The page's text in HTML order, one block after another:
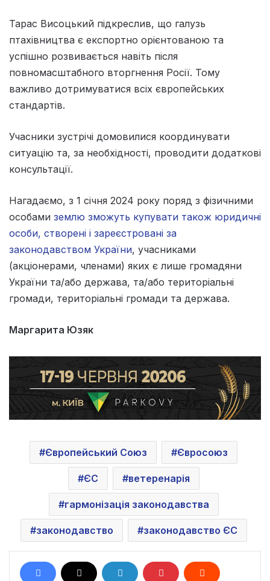
Тарас Висоцький підкреслив, що галузь
птахівництва є експортно орієнтованою та
успішно розвивається навіть після
повномасштабного вторгнення Росії. Тому
важливо дотримуватися всіх європейських
стандартів.
Учасники зустрічі домовилися координувати
ситуацію та, за необхідності, проводити додаткові
консультації.
Нагадаємо, з 1 січня 2024 року поряд з фізичними
особами землю зможуть купувати також юридичні
особи, створені і зареєстровані за
законодавством України, учасниками
(акціонерами, членами) яких є лише громадяни
України та/або держава, та/або територіальні
громади, територіальні громади та держава.
Маргарита Юзяк
Європейський Союз Євросоюз
ЄС ветеренарія
гармонізація законодавства
законодавство законодавство ЄС